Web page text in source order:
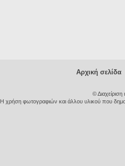
Αρχική σελίδα
©
Η χρήση φωτογραφιών και άλλου υλικού που